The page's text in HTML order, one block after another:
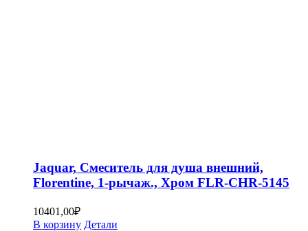
Jaquar, Смеситель для душа внешний,
Florentine, 1-рычаж., Хром FLR-CHR-5145
10401,00₽
В корзину Детали